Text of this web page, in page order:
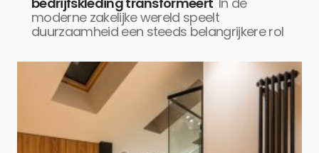
moderne zakelijke wereld speelt
duurzaamheid een steeds belangrijkere rol